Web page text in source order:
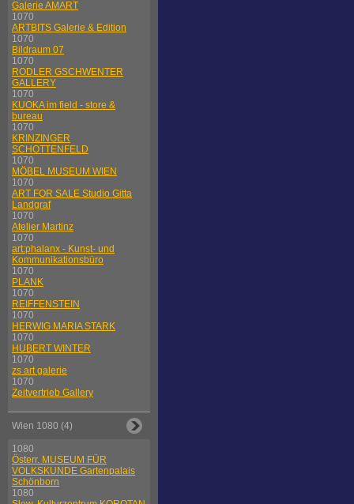
Galerie AMART
1070
ARTBITS Galerie & Edition
1070
Bildraum 07
1070
RODLER GSCHWENTER
GALLERY
1070
KUOKA im field - store &
bureau
1070
KRINZINGER
SCHOTTENFELD
1070
MÖBEL MUSEUM WIEN
1070
ART FOR SALE Studio Gitta
Landgraf
1070
Atelier Martinz
1070
art:phalanx - Kunst- und
Kommunikationsbüro
1070
PLANK
1070
REIFFENSTEIN
1070
HERWIG MARIA STARK
1070
HUBERT WINTER
1070
zs art galerie
1070
Zeitvertrieb Gallery
Wien 1080 (4)
1080
Österr. MUSEUM FÜR
VOLKSKUNDE Gartenpalais
Schönborn
1080